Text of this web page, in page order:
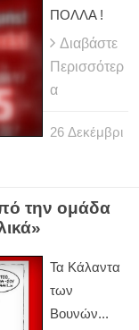
ΠΟΛΛΑ !
Διαβάστε
Περισσότερ
α
26 Δεκέμβρι
την ομάδα
Τα Κάλαντα
των
Βουνών...